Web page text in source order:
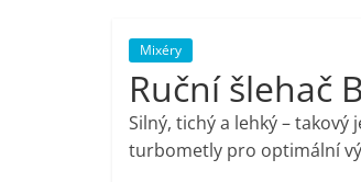
porovnání,
pračky,
Mixéry
Ruční šlehač
Silný, tichý a lehký – takový
turbometly pro optimální